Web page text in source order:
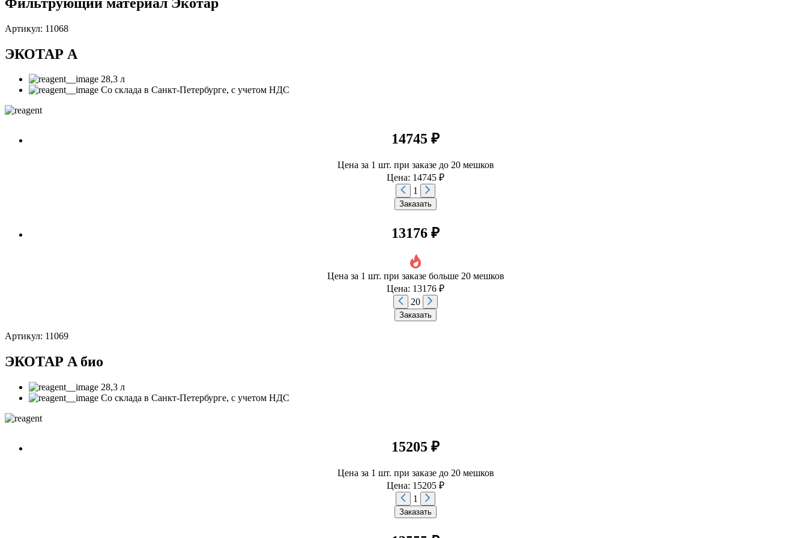
Артикул: 11068
ЭКОТАР A
28,3 л
Со склада в Санкт-Петербурге, с учетом НДС
14745 ₽
Цена за 1 шт. при заказе до 20 мешков
Цена: 14745 ₽
1
Заказать
13176 ₽
Цена за 1 шт. при заказе больше 20 мешков
Цена: 13176 ₽
20
Заказать
Артикул: 11069
ЭКОТАР A био
28,3 л
Со склада в Санкт-Петербурге, с учетом НДС
15205 ₽
Цена за 1 шт. при заказе до 20 мешков
Цена: 15205 ₽
1
Заказать